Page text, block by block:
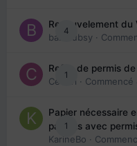
4
Renouvelement du
babibubsy ·
1
Refus de permis
Cedbri · Commencé
1
Papier nécessaire
parents avec
KarineBo ·